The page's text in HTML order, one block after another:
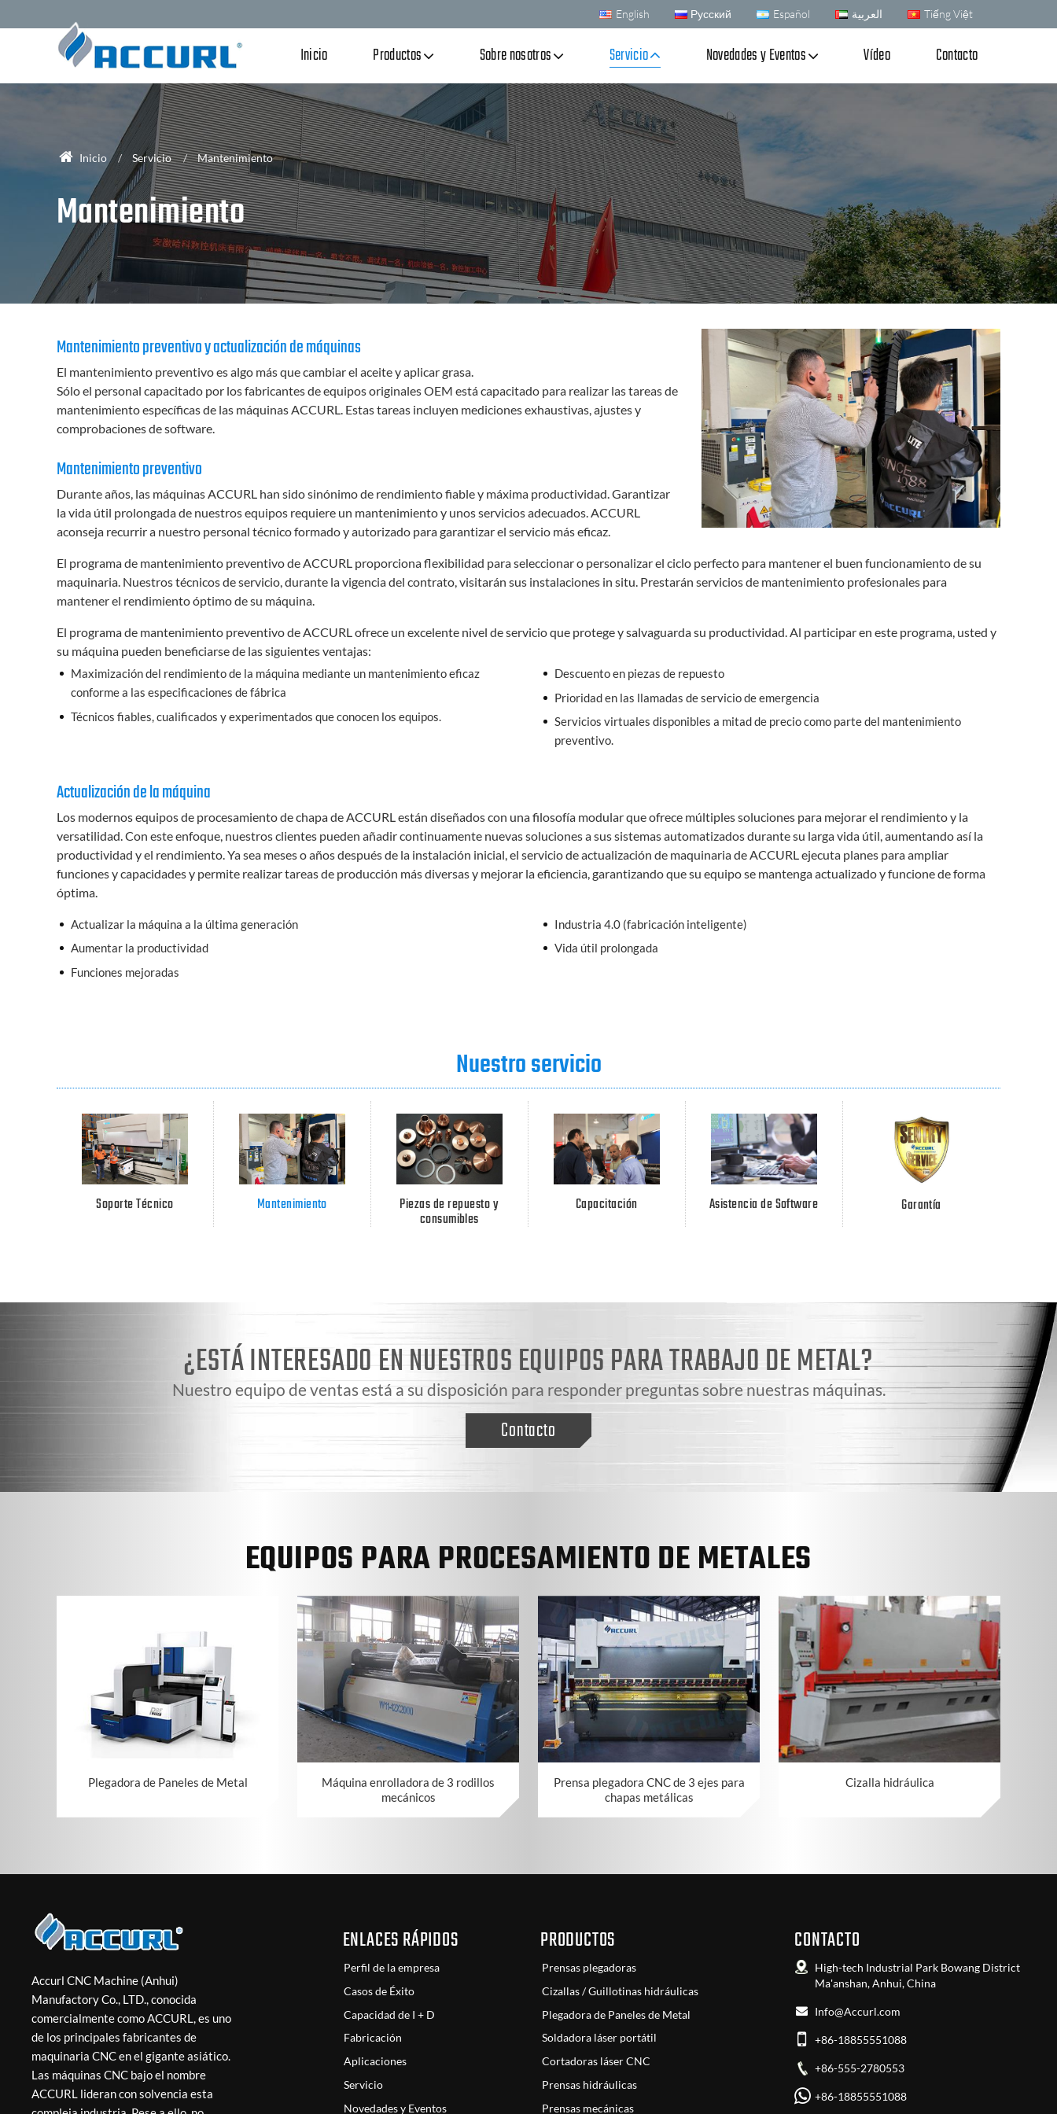
English Русский Español العربية Tiếng Việt
Inicio Productos Sobre nosotros Servicio Novedades y Eventos Vídeo Contacto
Inicio Servicio Mantenimiento
Mantenimiento
Mantenimiento preventivo y actualización de máquinas
El mantenimiento preventivo es algo más que cambiar el aceite y aplicar grasa.
Sólo el personal capacitado por los fabricantes de equipos originales OEM está capacitado para realizar las tareas de
mantenimiento específicas de las máquinas ACCURL. Estas tareas incluyen mediciones exhaustivas, ajustes y
comprobaciones de software.
Mantenimiento preventivo
Durante años, las máquinas ACCURL han sido sinónimo de rendimiento fiable y máxima productividad. Garantizar
la vida útil prolongada de nuestros equipos requiere un mantenimiento y unos servicios adecuados. ACCURL
aconseja recurrir a nuestro personal técnico formado y autorizado para garantizar el servicio más eficaz.
El programa de mantenimiento preventivo de ACCURL proporciona flexibilidad para seleccionar o personalizar el ciclo perfecto para mantener el buen funcionamiento de su
maquinaria. Nuestros técnicos de servicio, durante la vigencia del contrato, visitarán sus instalaciones in situ. Prestarán servicios de mantenimiento profesionales para
mantener el rendimiento óptimo de su máquina.
El programa de mantenimiento preventivo de ACCURL ofrece un excelente nivel de servicio que protege y salvaguarda su productividad. Al participar en este programa, usted y
su máquina pueden beneficiarse de las siguientes ventajas:
Maximización del rendimiento de la máquina mediante un mantenimiento eficaz
conforme a las especificaciones de fábrica
Técnicos fiables, cualificados y experimentados que conocen los equipos.
Descuento en piezas de repuesto
Prioridad en las llamadas de servicio de emergencia
Servicios virtuales disponibles a mitad de precio como parte del mantenimiento
preventivo.
Actualización de la máquina
Los modernos equipos de procesamiento de chapa de ACCURL están diseñados con una filosofía modular que ofrece múltiples soluciones para mejorar el rendimiento y la
versatilidad. Con este enfoque, nuestros clientes pueden añadir continuamente nuevas soluciones a sus sistemas automatizados durante su larga vida útil, aumentando así la
productividad y el rendimiento. Ya sea meses o años después de la instalación inicial, el servicio de actualización de maquinaria de ACCURL ejecuta planes para ampliar
funciones y capacidades y permite realizar tareas de producción más diversas y mejorar la eficiencia, garantizando que su equipo se mantenga actualizado y funcione de forma
óptima.
Actualizar la máquina a la última generación
Aumentar la productividad
Funciones mejoradas
Industria 4.0 (fabricación inteligente)
Vida útil prolongada
Nuestro servicio
Soporte Técnico Mantenimiento Piezas de repuesto y
consumibles
Capacitación Asistencia de Software Garantía
¿ESTÁ INTERESADO EN NUESTROS EQUIPOS PARA TRABAJO DE METAL?
Nuestro equipo de ventas está a su disposición para responder preguntas sobre nuestras máquinas.
Contacto
EQUIPOS PARA PROCESAMIENTO DE METALES
Plegadora de Paneles de Metal
Máquina enrolladora de 3 rodillos
mecánicos
Prensa plegadora CNC de 3 ejes para
chapas metálicas
Cizalla hidráulica
Accurl CNC Machine (Anhui)
Manufactory Co., LTD., conocida
comercialmente como ACCURL, es uno
de los principales fabricantes de
maquinaria CNC en el gigante asiático.
Las máquinas CNC bajo el nombre
ACCURL lideran con solvencia esta
ENLACES RÁPIDOS
Perfil de la empresa
Casos de Éxito
Capacidad de I + D
Fabricación
Aplicaciones
Servicio
Novedades y Eventos
PRODUCTOS
Prensas plegadoras
Cizallas / Guillotinas hidráulicas
Plegadora de Paneles de Metal
Soldadora láser portátil
Cortadoras láser CNC
Prensas hidráulicas
Prensas mecánicas
CONTACTO
High-tech Industrial Park Bowang District
Ma'anshan, Anhui, China
Info@Accurl.com
+86-18855551088
+86-555-2780553
+86-18855551088